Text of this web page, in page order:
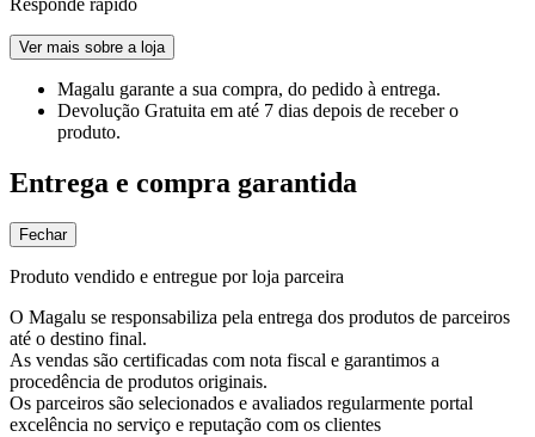
Ver mais sobre a loja
Magalu garante a sua compra, do pedido à entrega.
Devolução Gratuita em até 7 dias depois de receber o
produto.
Entrega e compra garantida
Fechar
Produto vendido e entregue por loja parceira
O Magalu se responsabiliza pela entrega dos produtos de parceiros
até o destino final.
As vendas são certificadas com nota fiscal e garantimos a
procedência de produtos originais.
Os parceiros são selecionados e avaliados regularmente portal
excelência no serviço e reputação com os clientes